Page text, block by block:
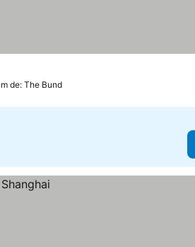
de: The Bund